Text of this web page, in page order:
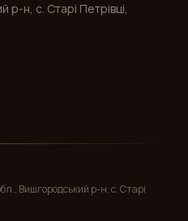
р-н, с. Старі Петрівці,
Вишгородський р-н, с. Старі